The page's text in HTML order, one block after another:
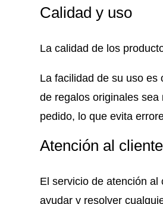
Calidad y uso
La calidad de los
La facilidad de su uso es
de regalos originales
pedido, lo que evita
Atención al cliente
El servicio de atención
ayudar y resolver